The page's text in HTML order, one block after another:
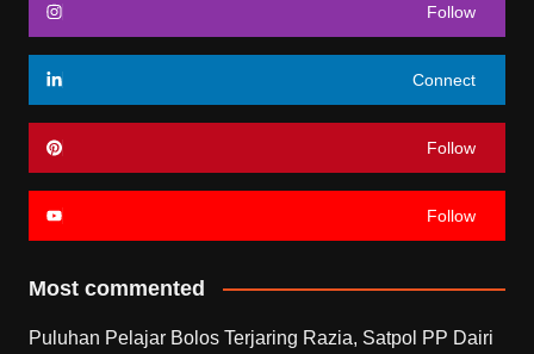
Follow
Connect
Follow
Follow
Most commented
Puluhan Pelajar Bolos Terjaring Razia, Satpol PP Dairi